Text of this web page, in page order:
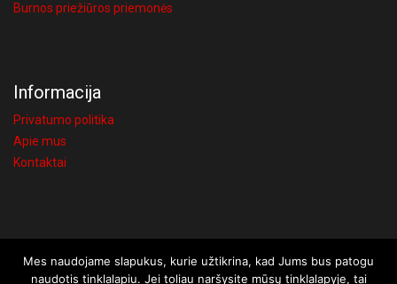
Burnos priežiūros priemonės
Informacija
Privatumo politika
Apie mus
Kontaktai
Visos teisės saugomos © 2026 UAB Visi atsakymai
Mes naudojame slapukus, kurie užtikrina, kad Jums bus patogu
naudotis tinklalapiu. Jei toliau naršysite mūsų tinklalapyje, tai